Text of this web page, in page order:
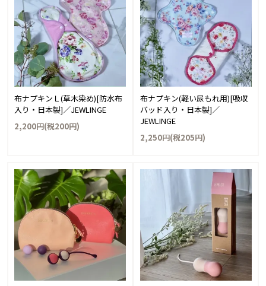
布ナプキンＬ(草木染め)[防水布
入り・日本製]／JEWLINGE
2,200円(税200円)
布ナプキン(軽い尿もれ用)[吸収
バッド入り・日本製]／
JEWLINGE
2,250円(税205円)